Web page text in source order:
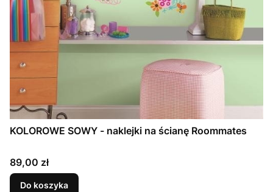
KOLOROWE SOWY - naklejki na ścianę Roommates
Cena
89,00 zł
Do koszyka